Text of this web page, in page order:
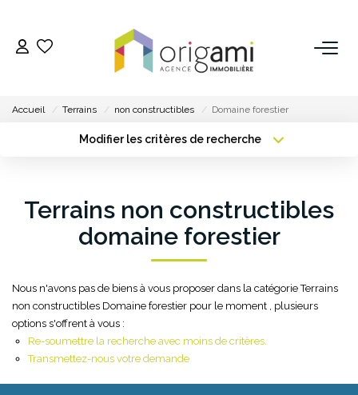
VENDRE
Pourquoi Nous Choisir ?
Nos Biens Vendus
GESTION
Accueil Terrains non constructibles Domaine forestier
Modifier les critères de recherche
Sélectionnez...
Surface min
Budget max Plus de critères
Créer une alerte
Terrains non constructibles
domaine forestier
Nous n'avons pas de biens à vous proposer dans la catégorie Terrains
non constructibles Domaine forestier pour le moment , plusieurs
options s'offrent à vous :
Re-soumettre la recherche avec moins de critères.
Transmettez-nous votre demande